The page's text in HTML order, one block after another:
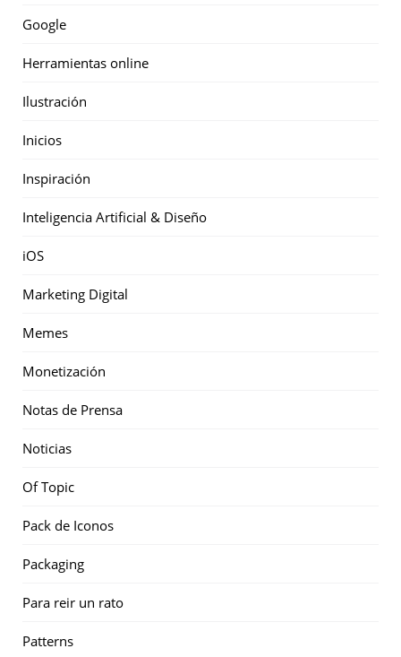
Google
Herramientas online
Ilustración
Inicios
Inspiración
Inteligencia Artificial & Diseño
iOS
Marketing Digital
Memes
Monetización
Notas de Prensa
Noticias
Of Topic
Pack de Iconos
Packaging
Para reir un rato
Patterns